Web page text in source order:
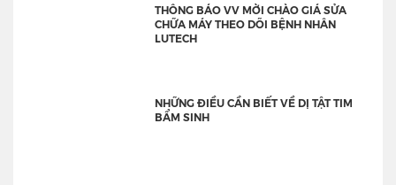
THÔNG BÁO VV MỜI CHÀO GIÁ SỬA
CHỮA MÁY THEO DÕI BỆNH NHÂN
LUTECH
NHỮNG ĐIỀU CẦN BIẾT VỀ DỊ TẬT TIM
BẨM SINH